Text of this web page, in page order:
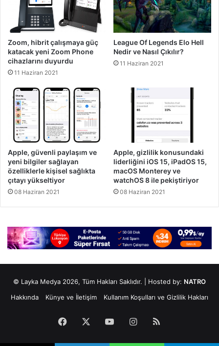
Zoom, hibrit çalışmaya güç
katacak yeni Zoom Phone
cihazlarını duyurdu
11 Haziran 2021
League Of Legends Elo Hell
Nedir ve Nasıl Çıkılır?
11 Haziran 2021
Apple, güvenli paylaşım ve
yeni bilgiler sağlayan
özelliklerle kişisel sağlıkta
çıtayı yükseltiyor
08 Haziran 2021
Apple, gizlilik konusundaki
liderliğini iOS 15, iPadOS 15,
macOS Monterey ve
watchOS 8 ile pekiştiriyor
08 Haziran 2021
© Layka Medya 2026, Tüm Hakları Saklıdır. | Hosted by: NATRO
Hakkında
Künye ve İletişim Kullanım Koşulları ve Gizlilik Hakları
Facebook YouTubeInstagram
RSS